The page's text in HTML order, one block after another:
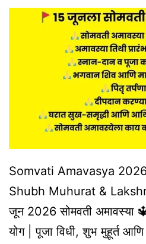
for
&
Somvati Amavasya
Shubh Muhurat &
जून 2026 सोमवती अमावस्या
योग | पूजा विधी, शुभ मुहूर्त